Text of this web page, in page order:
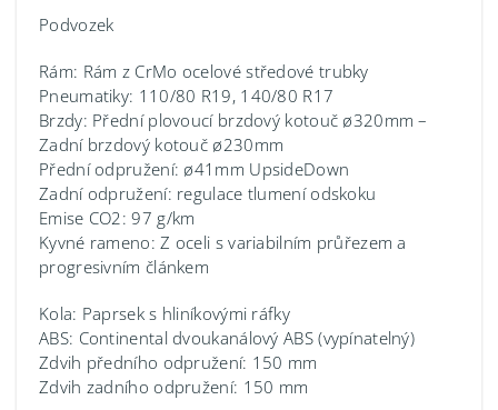
Podvozek
Rám: Rám z CrMo ocelové středové trubky
Pneumatiky: 110/80 R19, 140/80 R17
Brzdy: Přední plovoucí brzdový kotouč ø320mm –
Zadní brzdový kotouč ø230mm
Přední odpružení: ø41mm UpsideDown
Zadní odpružení: regulace tlumení odskoku
Emise CO2: 97 g/km
Kyvné rameno: Z oceli s variabilním průřezem a
progresivním článkem
Kola: Paprsek s hliníkovými ráfky
ABS: Continental dvoukanálový ABS (vypínatelný)
Zdvih předního odpružení: 150 mm
Zdvih zadního odpružení: 150 mm